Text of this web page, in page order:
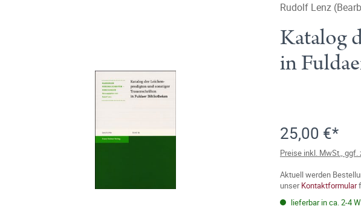
Rudolf Lenz
Katalog
in
25,00 €*
Preise inkl. MwSt.,
Aktuell werden
unserKontaktformular
lieferbar in ca. 2-4